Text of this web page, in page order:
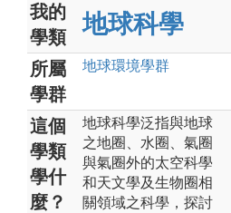
我的
學類
地球科學
所屬
學群
地球環境學群
這個
學類
學什
麼？
地球科學泛指與地球
之地圈、水圈、氣圈
與氣圈外的太空科學
和天文學及生物圈相
關領域之科學，探討